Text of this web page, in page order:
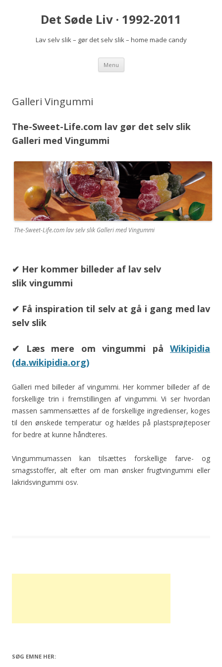
Det Søde Liv · 1992-2011
Lav selv slik – gør det selv slik – home made candy
Menu Videre
indhold
Galleri Vingummi
The-Sweet-Life.com lav gør det selv slik
Galleri med Vingummi
The-Sweet-Life.com lav selv slik Galleri med Vingummi
✔ Her kommer billeder af lav selv
slik vingummi
✔ Få inspiration til selv at gå i gang med lav
selv slik
✔ Læs mere om vingummi på Wikipidia
(da.wikipidia.org)
Galleri med billeder af vingummi. Her kommer billeder af de
forskellige trin i fremstillingen af vingummi. Vi ser hvordan
massen sammensættes af de forskellige ingredienser, koges
til den ønskede temperatur og hældes på plastsprøjteposer
for bedre at kunne håndteres.
Vingummumassen kan tilsættes forskellige farve- og
smagsstoffer, alt efter om man ønsker frugtvingummi eller
lakridsvingummi osv.
SØG EMNE HER: